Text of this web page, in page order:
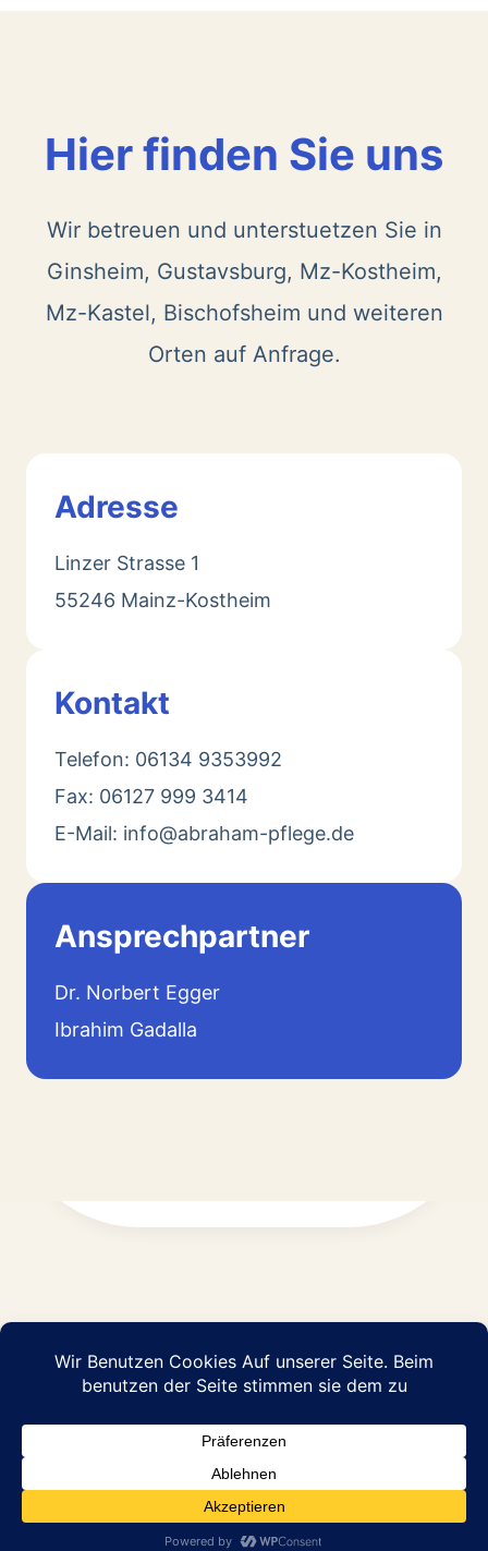
Hier finden Sie uns
Wir betreuen und unterstuetzen Sie in
Ginsheim, Gustavsburg, Mz-Kostheim,
Mz-Kastel, Bischofsheim und weiteren
Orten auf Anfrage.
Adresse
Linzer Strasse 1
55246 Mainz-Kostheim
Kontakt
Telefon: 06134 9353992
Fax: 06127 999 3414
E-Mail: info@abraham-pflege.de
Ansprechpartner
Dr. Norbert Egger
Ibrahim Gadalla
© 2026 Abraham Pflege GmbH